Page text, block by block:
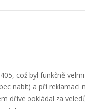
což byl funkčně
nabít) a při reklamaci
dříve pokládal za